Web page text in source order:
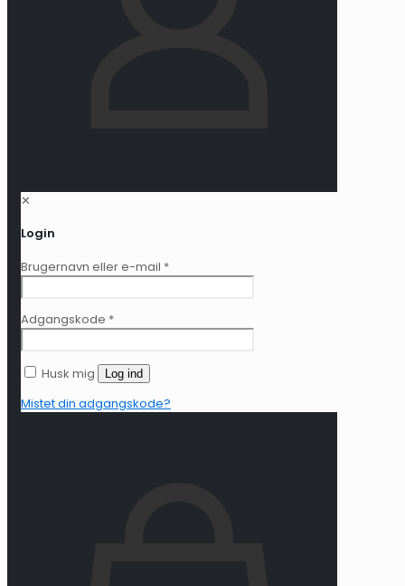
✕
Login
Brugernavn eller e-mail *
Adgangskode *
Husk mig Log ind
Mistet din adgangskode?